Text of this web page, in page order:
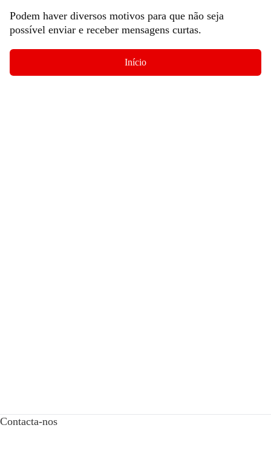
Podem haver diversos motivos para que não seja
possível enviar e receber mensagens curtas.
Início
Contacta-nos